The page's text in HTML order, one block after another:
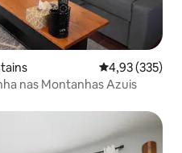
4,93 de uma
4,93 (335)
nas Montanhas Azuis